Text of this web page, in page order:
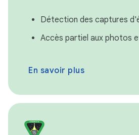
Détection des captures
Accès partiel aux photos
En savoir plus